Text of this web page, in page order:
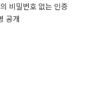
비밀번호 없는 인증
공개